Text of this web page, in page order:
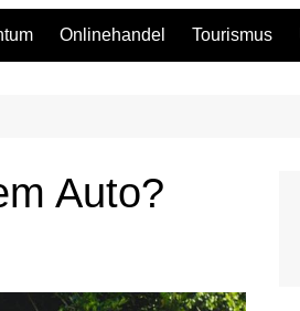
Onlinehandel Tourismus
Auto?